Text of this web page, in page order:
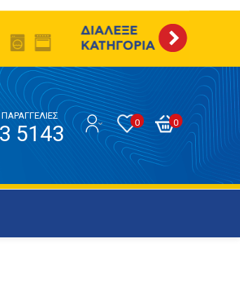
0
0
5143